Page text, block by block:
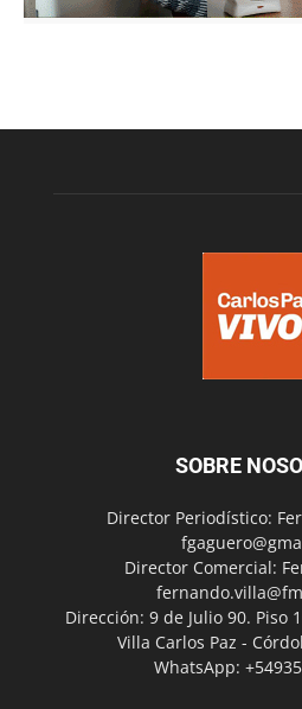
SOBRE
Director Periodístico:
Director Comercial:
Dirección: 9 de Julio 90. Piso
Villa Carlos Paz -
WhatsApp: